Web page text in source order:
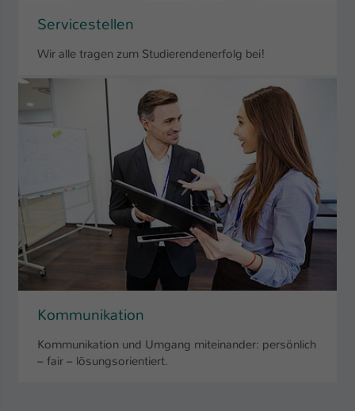
Servicestellen
Wir alle tragen zum Studierendenerfolg bei!
Kommunikation
Kommunikation und Umgang miteinander: persönlich
– fair – lösungsorientiert.